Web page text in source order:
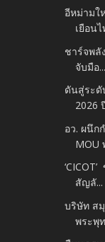
อีหม่ามใ
เยือนไ
ชาร์จพลั
จับมือ...
ดันสู่ระดั
2026
อว. ผนึก
MOU
สัญลั...
บริษัท ส
พระพุ